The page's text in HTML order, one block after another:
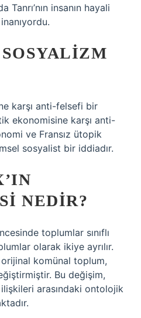
insanın hayali
karşı anti-felsefi bir
ekonomisine karşı anti-
ve Fransız ütopik
sosyalist bir iddiadır.
NEDIR?
toplumlar sınıflı
olarak ikiye ayrılır.
orijinal komünal toplum,
Bu değişim,
arasındaki ontolojik